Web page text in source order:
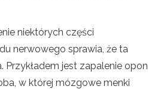
niektórych części
nerwowego sprawia, że ​​ta
Przykładem jest zapalenie opon
w której mózgowe menki